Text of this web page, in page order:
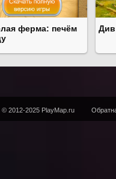
ферма: печём
© 2012-2025 PlayMap.ru